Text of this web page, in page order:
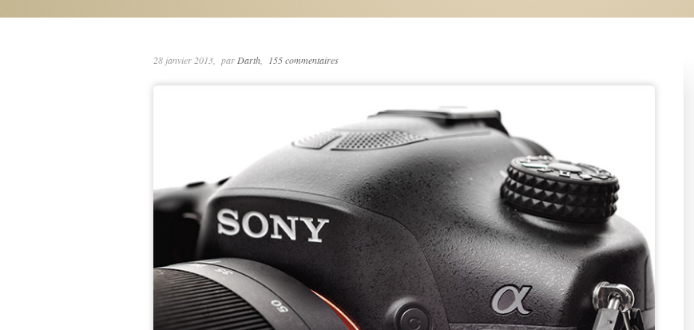
28 janvier 2013 par Darth 155 commentaires